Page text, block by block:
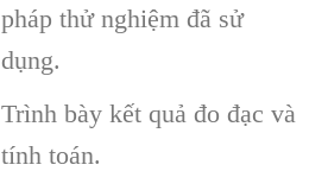
pháp thử nghiệm đã sử
dụng.
Trình bày kết quả đo đạc và
tính toán.